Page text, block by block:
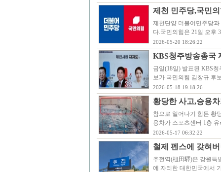
제천 민주당,국민
제천단양 더불어민주당
다.국민의힘은 21일 오후
2026-05-20 18:26:22
KBS청주방송총국
금일(18일) 발표된 KBS
보가 국민의힘 김창규 후
2026-05-18 19:18:26
황당한 사고,승용
참으로 일어나기 힘든 황
용차가 스포츠센터 1층
2026-05-17 06:32:22
철제 펜스에 갖혀
추전역(杻田驛)은 강원특
에 자리한 대한민국에서